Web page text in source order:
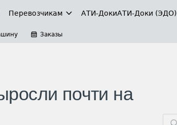
Перевозчикам АТИ-ДокиАТИ-Доки (ЭДО)
Заказы
почти на